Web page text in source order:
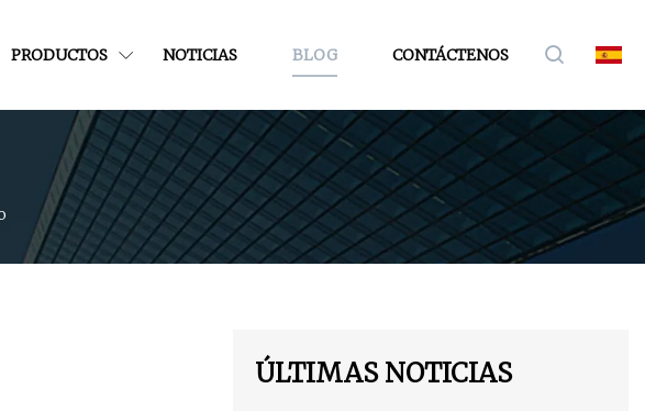
PRODUCTOS NOTICIAS BLOG CONTÁCTENOS
ÚLTIMAS NOTICIAS